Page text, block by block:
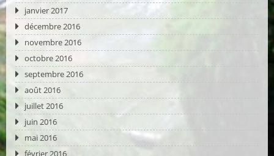
janvier 2017
décembre 2016
novembre 2016
octobre 2016
septembre 2016
août 2016
juillet 2016
juin 2016
mai 2016
février 2016